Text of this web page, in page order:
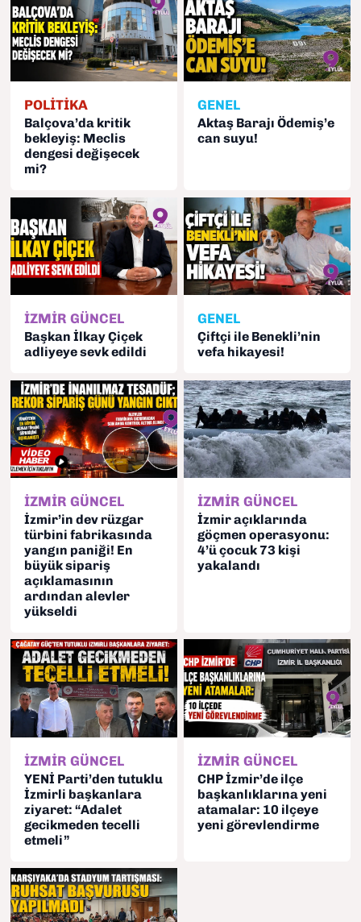
POLİTİKA
Balçova’da kritik
bekleyiş: Meclis
dengesi değişecek
mi?
GENEL
Aktaş Barajı Ödemiş’e
can suyu!
İZMİR GÜNCEL
Başkan İlkay Çiçek
adliyeye sevk edildi
GENEL
Çiftçi ile Benekli’nin
vefa hikayesi!
İZMİR GÜNCEL
İzmir’in dev rüzgar
türbini fabrikasında
yangın paniği! En
büyük sipariş
açıklamasının
ardından alevler
yükseldi
İZMİR GÜNCEL
İzmir açıklarında
göçmen operasyonu:
4’ü çocuk 73 kişi
yakalandı
İZMİR GÜNCEL
YENİ Parti’den tutuklu
İzmirli başkanlara
ziyaret: “Adalet
gecikmeden tecelli
etmeli”
İZMİR GÜNCEL
CHP İzmir’de ilçe
başkanlıklarına yeni
atamalar: 10 ilçeye
yeni görevlendirme